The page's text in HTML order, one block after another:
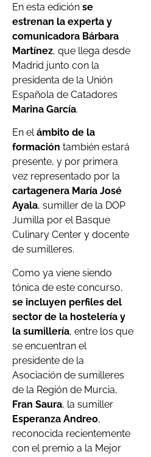
En esta edición se
estrenan la experta y
comunicadora Bárbara
Martínez, que llega desde
Madrid junto con la
presidenta de la Unión
Española de Catadores
Marina García.
En elámbito de la
formación también estará
presente, y por primera
vez representado por la
cartagenera María José
Ayala, sumiller de la DOP
Jumilla por el Basque
Culinary Center y docente
de sumilleres.
Como ya viene siendo
tónica de este concurso,
se incluyen perfiles del
sector de la hostelería y
la sumillería, entre los que
se encuentran el
presidente de la
Asociación de sumilleres
de la Región de Murcia,
Fran Saura, la sumiller
Esperanza Andreo,
reconocida recientemente
con el premio a la Mejor